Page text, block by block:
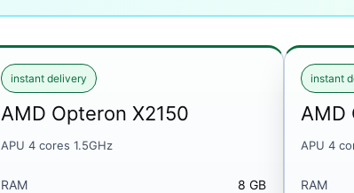
instant delivery
AMD Opteron X2150
APU 4 cores 1.5GHz
RAM
8 GB
instant
AMD
APU 4
RAM